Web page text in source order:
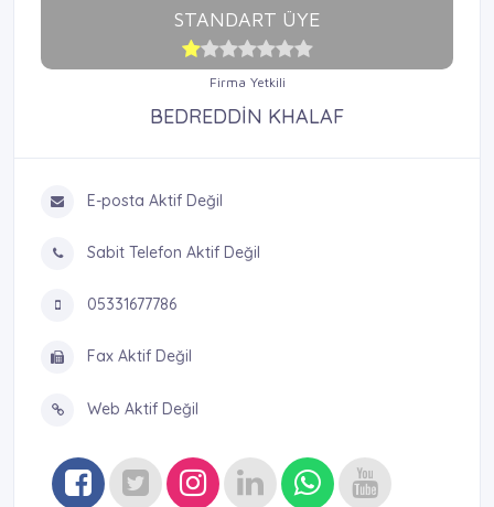
STANDART ÜYE
Firma Yetkili
BEDREDDİN KHALAF
E-posta Aktif Değil
Sabit Telefon Aktif Değil
05331677786
Fax Aktif Değil
Web Aktif Değil